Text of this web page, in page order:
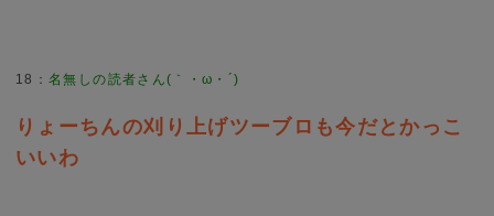
18
りょーちんの刈り上げツーブロも今だとかっこ
いいわ